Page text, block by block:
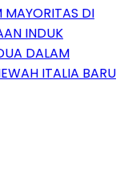
MAYORITAS DI
INDUK
DALAM
ITALIA BARU